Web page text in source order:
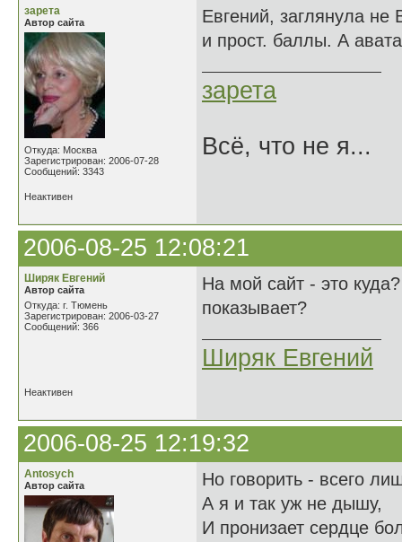
зарета
Автор сайта
Откуда: Москва
Зарегистрирован: 2006-07-28
Сообщений: 3343
Евгений, заглянула не
и прост. баллы. А
зарета
Всё, что не я...
Неактивен
2006-08-25 12:08:21
Ширяк Евгений
Автор сайта
Откуда: г. Тюмень
Зарегистрирован: 2006-03-27
Сообщений: 366
На мой сайт - это
показывает?
Ширяк Евгений
Неактивен
2006-08-25 12:19:32
Antosych
Автор сайта
Но говорить - всего
А я и так уж не дышу,
И пронизает сердце